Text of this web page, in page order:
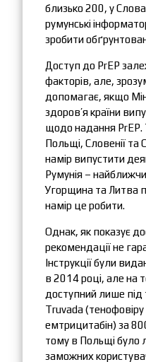
близько 200, у
румунські
зробити
Доступ до PrEP
факторів, але,
допомагає, якщо
здоров’я країни
щодо надання PrEP.
Польщі, Словенії та
намір випустити
Румунія –
Угорщина та Литва
намір це робити.
Однак, як показує
рекомендації не
Інструкції були
в 2014 році, але на
доступний лише
Truvada
емтрицитабін) за
тому в Польщі було
заможних